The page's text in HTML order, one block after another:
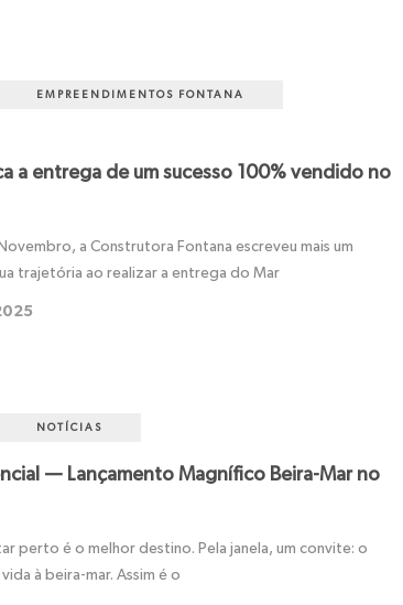
EMPREENDIMENTOS FONTANA
a entrega de um sucesso 100% vendido no
a Construtora Fontana escreveu mais um
trajetória ao realizar a entrega do Mar
NOTÍCIAS
— Lançamento Magnífico Beira-Mar no
perto é o melhor destino. Pela janela, um convite: o
à beira-mar. Assim é o